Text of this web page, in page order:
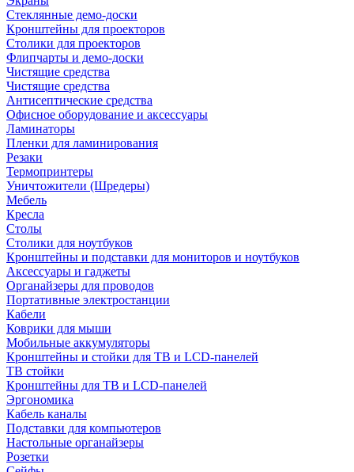
Стеклянные демо-доски
Кронштейны для проекторов
Столики для проекторов
Флипчарты и демо-доски
Чистящие средства
Чистящие средства
Антисептические средства
Офисное оборудование и аксессуары
Ламинаторы
Пленки для ламинирования
Резаки
Термопринтеры
Уничтожители (Шредеры)
Мебель
Кресла
Столы
Столики для ноутбуков
Кронштейны и подставки для мониторов и ноутбуков
Аксессуары и гаджеты
Органайзеры для проводов
Портативные электростанции
Кабели
Коврики для мыши
Мобильные аккумуляторы
Кронштейны и стойки для ТВ и LCD-панелей
ТВ стойки
Кронштейны для ТВ и LCD-панелей
Эргономика
Кабель каналы
Подставки для компьютеров
Настольные органайзеры
Розетки